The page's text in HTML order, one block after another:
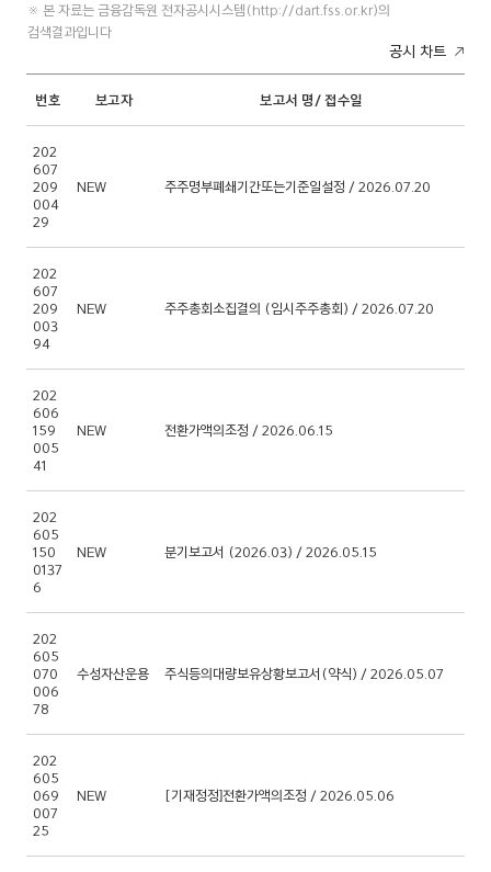
※ 본 자료는 금융감독원 전자공시시스템(http://dart.fss.or.kr)의
검색결과입니다
공시 차트
번호 보고자 보고서 명/ 접수일
202
607
209
004
29
NEW 주주명부폐쇄기간또는기준일설정 / 2026.07.20
202
607
209
003
94
NEW 주주총회소집결의 (임시주주총회) / 2026.07.20
202
606
159
005
41
NEW 전환가액의조정 / 2026.06.15
202
605
150
0137
6
NEW 분기보고서 (2026.03) / 2026.05.15
202
605
070
006
78
수성자산운용 주식등의대량보유상황보고서(약식) / 2026.05.07
202
605
069
007
25
NEW [기재정정]전환가액의조정 / 2026.05.06